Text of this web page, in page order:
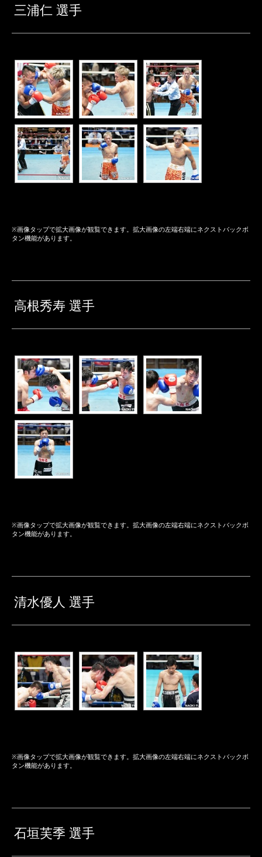
三浦仁 選手
※画像タップで拡大画像が観覧できます。拡大画像の左端右端にネクストバックボ
タン機能があります。
高根秀寿 選手
※画像タップで拡大画像が観覧できます。拡大画像の左端右端にネクストバックボ
タン機能があります。
清水優人 選手
※画像タップで拡大画像が観覧できます。拡大画像の左端右端にネクストバックボ
タン機能があります。
石垣芙季 選手